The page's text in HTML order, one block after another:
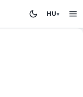
HU▾